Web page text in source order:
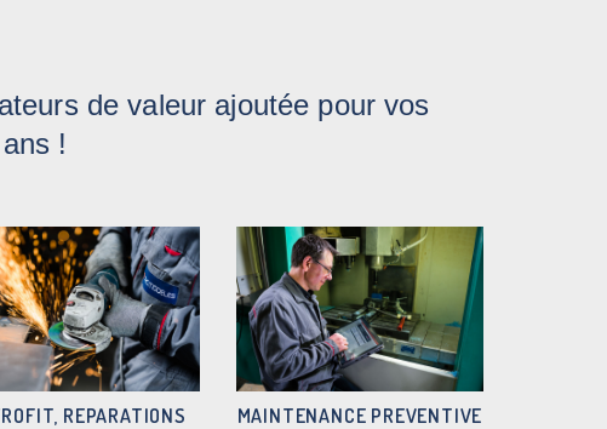
de valeur ajoutée pour vos
!
REPARATIONS MAINTENANCE PREVENTIVE